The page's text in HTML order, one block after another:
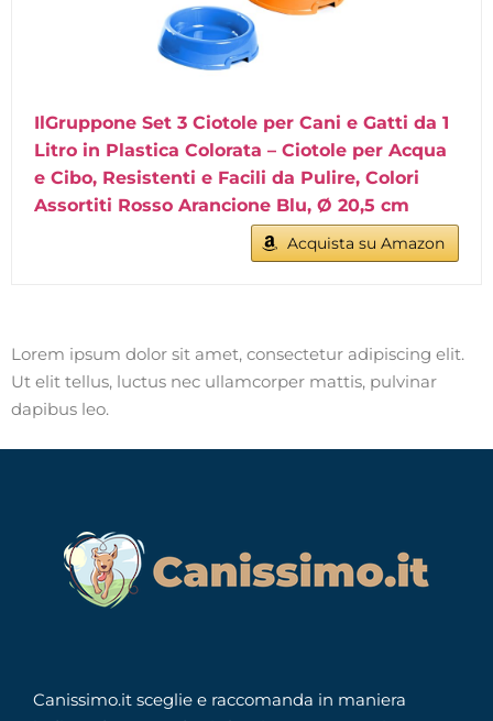
IlGruppone Set 3 Ciotole per Cani e Gatti da 1
Litro in Plastica Colorata – Ciotole per Acqua
e Cibo, Resistenti e Facili da Pulire, Colori
Assortiti Rosso Arancione Blu, Ø 20,5 cm
Acquista su Amazon
Lorem ipsum dolor sit amet, consectetur adipiscing elit.
Ut elit tellus, luctus nec ullamcorper mattis, pulvinar
dapibus leo.
Canissimo.it sceglie e raccomanda in maniera